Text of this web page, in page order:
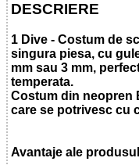
DESCRIERE
1 Dive - Costum de
singura piesa, cu
mm sau 3 mm,
temperata.
Costum din neopren
care se potrivesc cu
Avantaje ale